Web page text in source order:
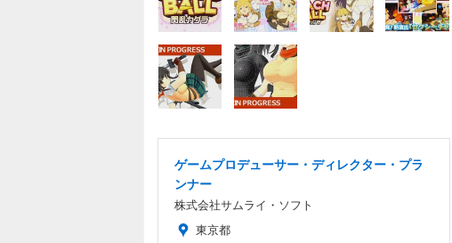
ゲームプロデューサー・ディレクター・プラ
ンナー
株式会社サムライ・ソフト
東京都